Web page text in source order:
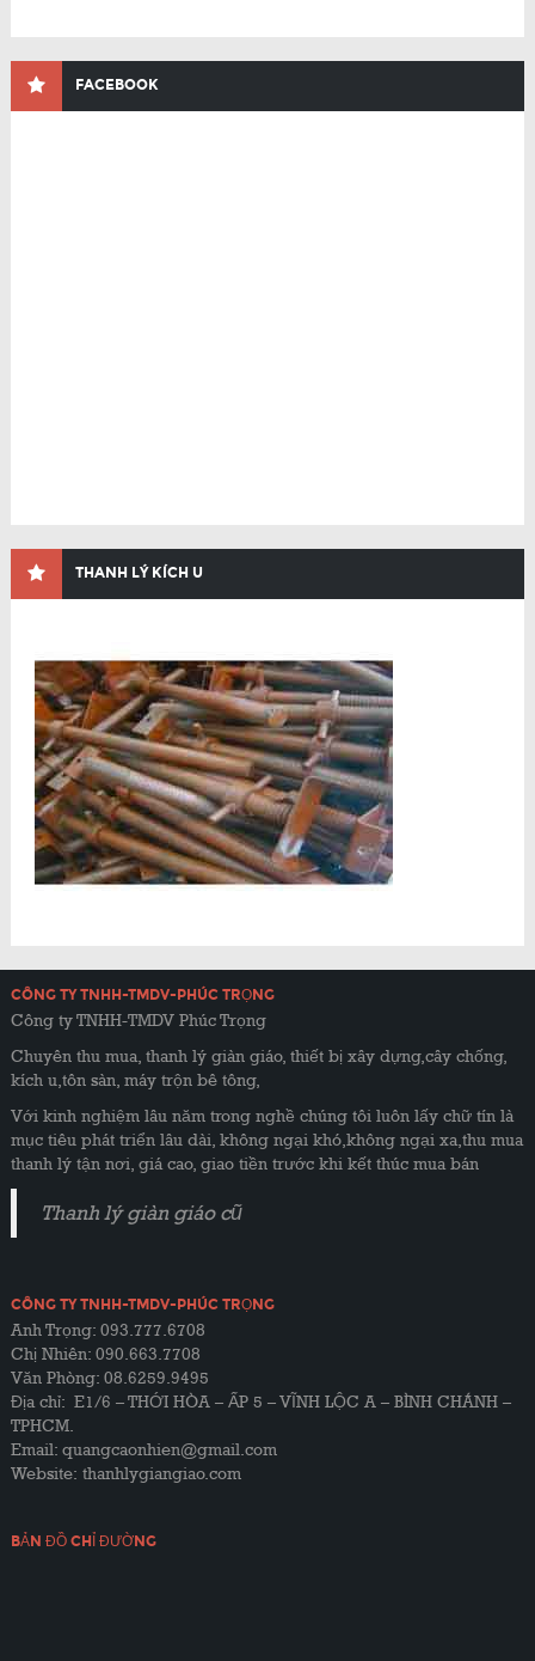
FACEBOOK
THANH LÝ KÍCH U
CÔNG TY TNHH-TMDV-PHÚC TRỌNG
Công ty TNHH-TMDV Phúc Trọng
Chuyên thu mua, thanh lý giàn giáo, thiết bị xây dựng,cây chống,
kích u,tôn sàn, máy trộn bê tông,
Với kinh nghiệm lâu năm trong nghề chúng tôi luôn lấy chữ tín là
mục tiêu phát triển lâu dài, không ngại khó,không ngại xa,thu mua
thanh lý tận nơi, giá cao, giao tiền trước khi kết thúc mua bán
Thanh lý giàn giáo cũ
CÔNG TY TNHH-TMDV-PHÚC TRỌNG
Anh Trọng: 093.777.6708
Chị Nhiên: 090.663.7708
Văn Phòng: 08.6259.9495
Địa chỉ: E1/6 – THỚI HÒA – ẤP 5 – VĨNH LỘC A – BÌNH CHÁNH –
TPHCM.
Email: quangcaonhien@gmail.com
Website: thanhlygiangiao.com
BẢN ĐỒ CHỈ ĐƯỜNG